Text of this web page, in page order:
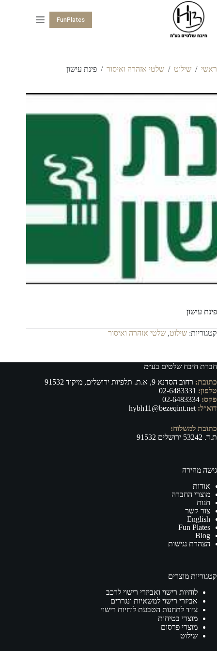
FunPlates
ראשי / שילוט / שלטי אזהרה ואיסור / פינת עישון
פינת עישון
קטגוריות: שילוט, שלטי אזהרה ואיסור
חברת חיבח שלטים בע״מ
כתובת: רחוב הסדנא 9, א.ת. תלפיות ירושלים, מיקוד 91532
טלפון: 02-6483331
פקס:
דוא״ל: hybh11@bezeqint.net
כתובת למשלוח:
ת.ד. 53242 ירושלים 91532
גישה מהירה
אודות
מוצרי החברה
חנות
צור קשר
English
Fun Plates
Blog
הצהרת נגישות
קטגוריות מוצרים
לוחיות רישוי ואביזרי רישוי לרכב
אביזרי רישוי למשאיות ונגררים
ציוד לתחנות הטבעת לוחיות רישוי
מוצרי בטיחות
מוצרי פרסום
שילוט